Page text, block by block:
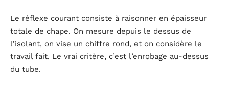
Le réflexe courant consiste à raisonner en épaisseur
totale de chape. On mesure depuis le dessus de
l’isolant, on vise un chiffre rond, et on considère le
travail fait. Le vrai critère, c’est l’enrobage au-dessus
du tube.